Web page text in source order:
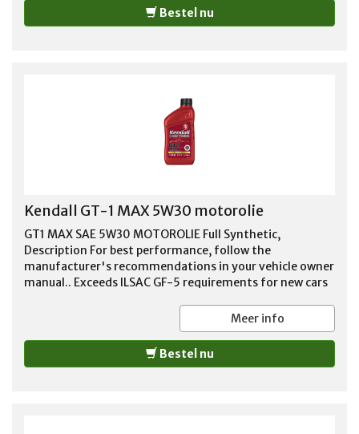
Bestel nu
Kendall GT-1 MAX 5W30 motorolie
GT1 MAX SAE 5W30 MOTOROLIE Full Synthetic,
Description For best performance, follow the
manufacturer's recommendations in your vehicle owner
manual.. Exceeds ILSAC GF-5 requirements for new cars
extreme temperatures compared with conventional
engine oils. Exclusive Liquid Titanium protection
additive provides extra wear protection and improved
fuel economy. Formulated for use in vehicles operating
Meer info
Bestel nu